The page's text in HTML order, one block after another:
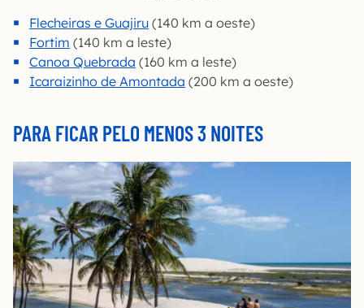
Flecheiras e Guajiru (140 km a oeste)
Fortim (140 km a leste)
Canoa Quebrada (160 km a leste)
Icaraizinho de Amontada (200 km a oeste)
PARA FICAR PELO MENOS 3 NOITES